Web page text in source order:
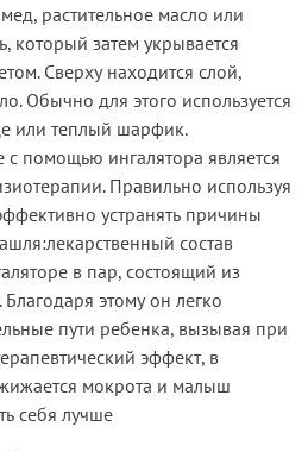
растительное масло или
который затем укрывается
Сверху находится слой,
Обычно для этого используется
или теплый шарфик.
с помощью ингалятора является
Правильно используя
устранять причины
состав
в пар, состоящий из
этому он легко
пути ребенка, вызывая при
эффект, в
мокрота и малыш
себя лучше